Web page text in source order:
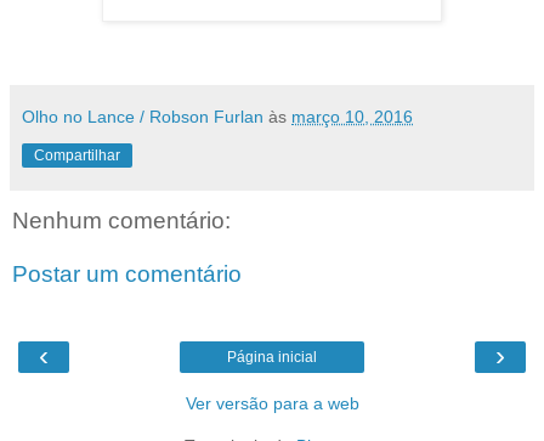
Olho no Lance / Robson Furlan às março 10, 2016
Compartilhar
Nenhum comentário:
Postar um comentário
‹ ›
Página inicial
Ver versão para a web